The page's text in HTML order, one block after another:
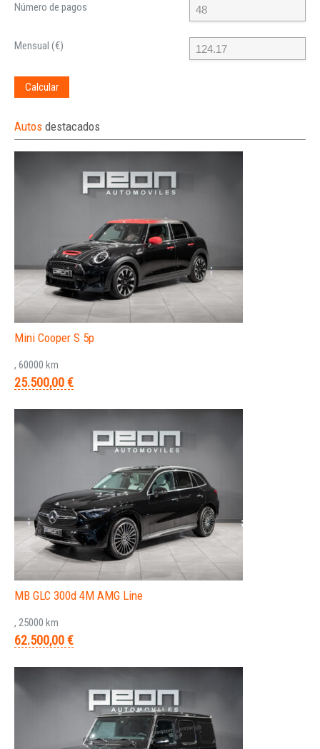
Número de pagos
Mensual (€)
Calcular
Autos destacados
Mini Cooper S 5p
, 60000 km
25.500,00 €
MB GLC 300d 4M AMG Line
, 25000 km
62.500,00 €